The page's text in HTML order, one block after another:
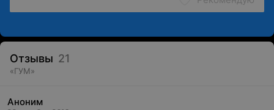
Отзывы 21
«ГУМ»
Аноним